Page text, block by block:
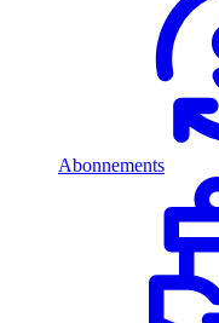
Abonnements